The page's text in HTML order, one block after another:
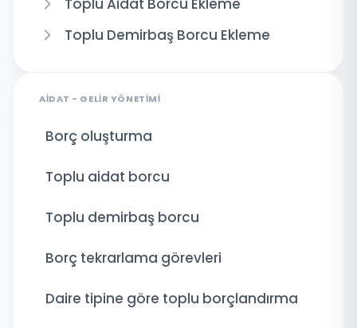
Toplu Aidat Borcu Ekleme
Toplu Demirbaş Borcu Ekleme
AIDAT - GELIR YÖNETIMI
Borç oluşturma
Toplu aidat borcu
Toplu demirbaş borcu
Borç tekrarlama görevleri
Daire tipine göre toplu borçlandırma